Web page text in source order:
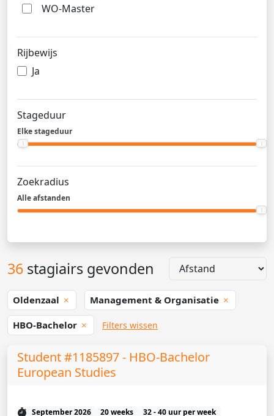
WO-Master
Rijbewijs
Ja
Stageduur
Elke stageduur
Zoekradius
Alle afstanden
36 stagiairs gevonden
Oldenzaal Management & Organisatie
HBO-Bachelor Filters wissen
Student #1185897 - HBO-Bachelor
European Studies
September 2026 20 weeks 32 - 40 uur per week